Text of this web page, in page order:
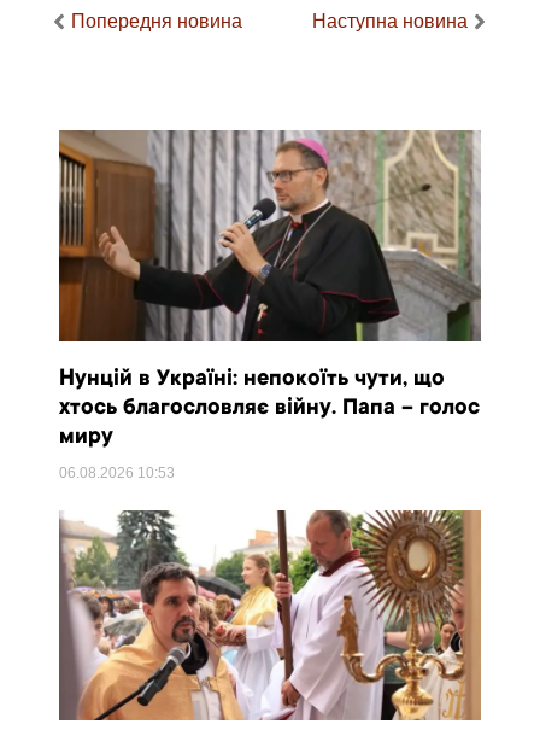
Попередня новина Наступна новина
Нунцій в Україні: непокоїть чути, що
хтось благословляє війну. Папа – голос
миру
06.08.2026 10:53